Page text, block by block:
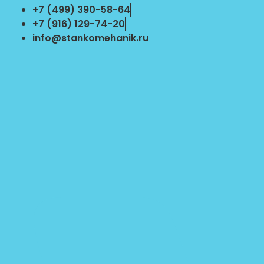
Перейти
содержимому
+7 (499) 390-58-64
+7 (916) 129-74-20
info@stankomehanik.ru